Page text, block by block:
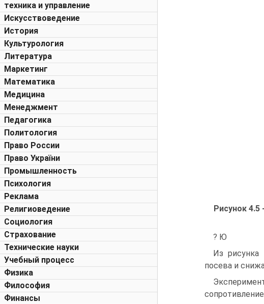
техника и управление
Искусствоведение
История
Культурология
Литература
Маркетинг
Математика
Медицина
Менеджмент
Педагогика
Политология
Право России
Право України
Промышленность
Психология
Реклама
Религиоведение
Социология
Страхование
Технические науки
Учебный процесс
Физика
Философия
Финансы
Рисунок 4.5
? Ю
Из рисунка
посева и